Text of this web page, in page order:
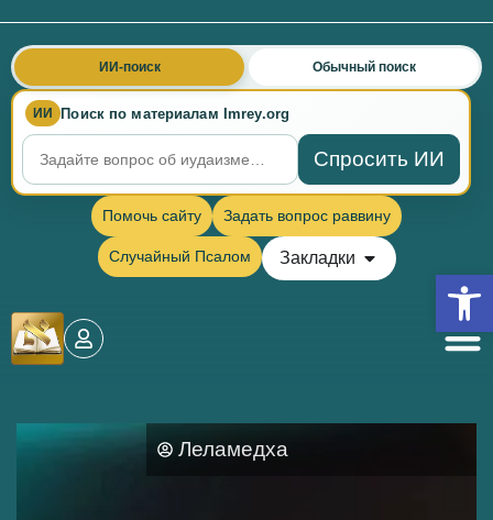
ИИ Поиск по материалам Imrey.org
Спросить ИИ
ИИ-поиск Обычный поиск
Помочь сайту Задать вопрос раввину
Случайный Псалом Закладки
Леламедха